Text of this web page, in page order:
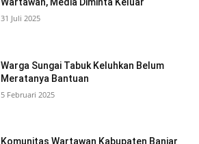
31 Juli 2025
Warga Sungai Tabuk Keluhkan Belum
Meratanya Bantuan
5 Februari 2025
Komunitas Wartawan Kabupaten Banjar